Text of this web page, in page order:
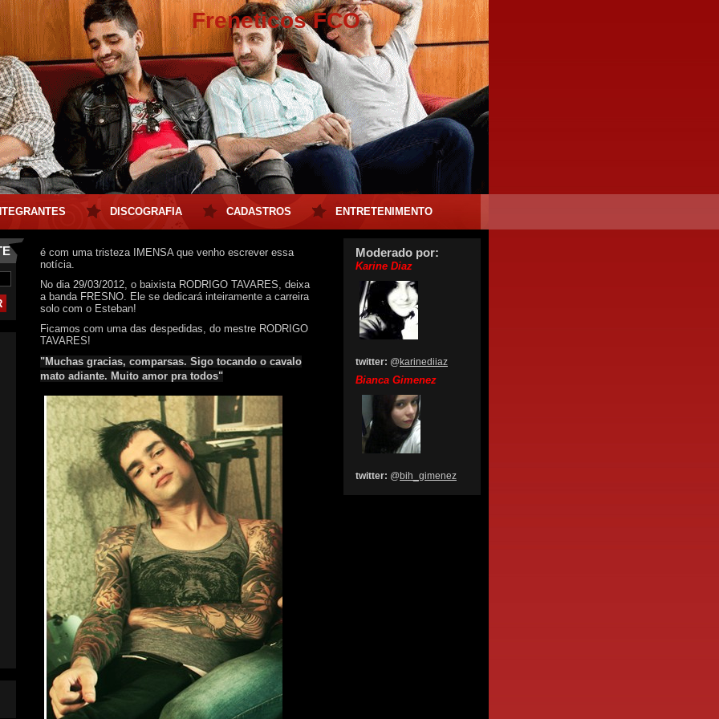
Freneticos FCO
é com uma tristeza IMENSA que venho escrever essa
notícia.
No dia 29/03/2012, o baixista RODRIGO TAVARES, deixa
a banda FRESNO. Ele se dedicará inteiramente a carreira
solo com o Esteban!
Ficamos com uma das despedidas, do mestre RODRIGO
TAVARES!
"Muchas gracias, comparsas. Sigo tocando o cavalo
mato adiante. Muito amor pra todos"
Moderado por:
Karine Diaz
twitter: @ karinediiaz
Bianca Gimenez
twitter: @bih_gimenez
DISCOGRAFIA CADASTROS ENTRETENIMENTO